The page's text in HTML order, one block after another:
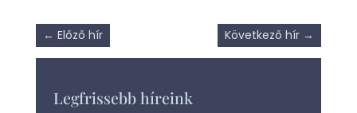
← Előző hír Következő hír →
Legfrissebb híreink